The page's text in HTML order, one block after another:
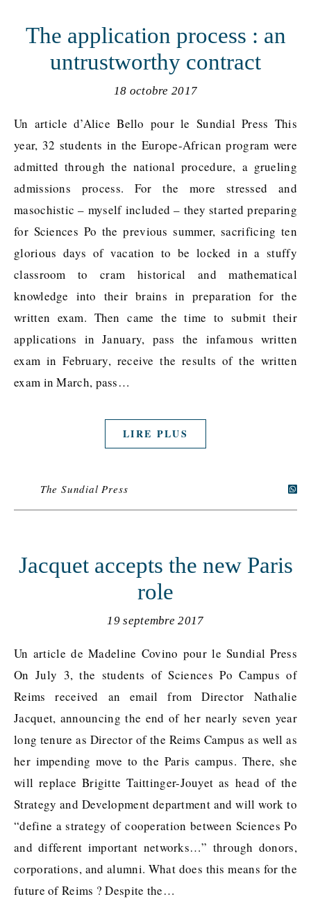
The application process : an
untrustworthy contract
18 octobre 2017
Un article d’Alice Bello pour le Sundial Press This
year, 32 students in the Europe-African program were
admitted through the national procedure, a grueling
admissions process. For the more stressed and
masochistic – myself included – they started preparing
for Sciences Po the previous summer, sacrificing ten
glorious days of vacation to be locked in a stuffy
classroom to cram historical and mathematical
knowledge into their brains in preparation for the
written exam. Then came the time to submit their
applications in January, pass the infamous written
exam in February, receive the results of the written
exam in March, pass…
LIRE PLUS
The Sundial Press
Jacquet accepts the new Paris
role
19 septembre 2017
Un article de Madeline Covino pour le Sundial Press
On July 3, the students of Sciences Po Campus of
Reims received an email from Director Nathalie
Jacquet, announcing the end of her nearly seven year
long tenure as Director of the Reims Campus as well as
her impending move to the Paris campus. There, she
will replace Brigitte Taittinger-Jouyet as head of the
Strategy and Development department and will work to
“define a strategy of cooperation between Sciences Po
and different important networks…” through donors,
corporations, and alumni. What does this means for the
future of Reims ? Despite the…